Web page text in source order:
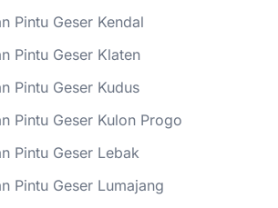
Pintu Geser Kendal
Pintu Geser Klaten
Pintu Geser Kudus
Pintu Geser Kulon Progo
Pintu Geser Lebak
Pintu Geser Lumajang